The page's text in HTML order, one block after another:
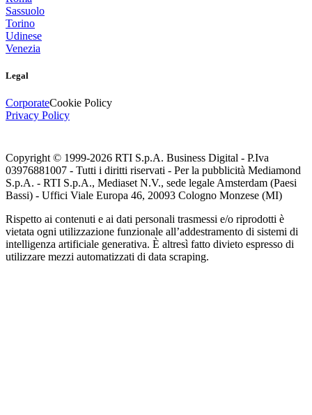
Sassuolo
Torino
Udinese
Venezia
Legal
CorporateCookie Policy
Privacy Policy
Copyright © 1999-2026 RTI S.p.A. Business Digital - P.Iva
03976881007 - Tutti i diritti riservati - Per la pubblicità Mediamond
S.p.A. - RTI S.p.A., Mediaset N.V., sede legale Amsterdam (Paesi
Bassi) - Uffici Viale Europa 46, 20093 Cologno Monzese (MI)
Rispetto ai contenuti e ai dati personali trasmessi e/o riprodotti è
vietata ogni utilizzazione funzionale all’addestramento di sistemi di
intelligenza artificiale generativa. È altresì fatto divieto espresso di
utilizzare mezzi automatizzati di data scraping.